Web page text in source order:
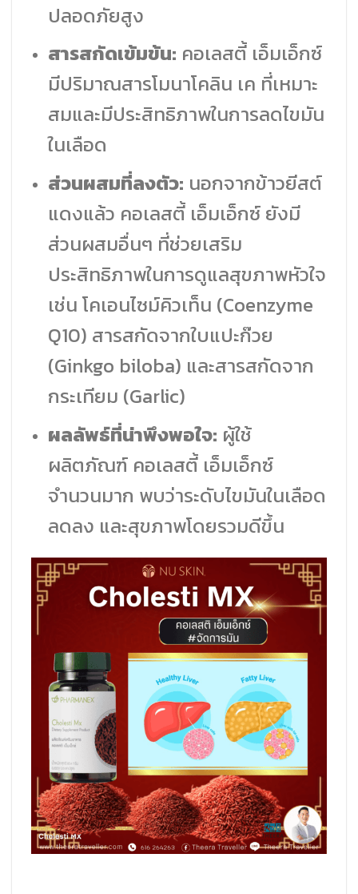
ปลอดภัยสูง
สารสกัดเข้มข้น: คอเลสตี้ เอ็มเอ็กซ์
มีปริมาณสารโมนาโคลิน เค ที่เหมาะ
สมและมีประสิทธิภาพในการลดไขมัน
ในเลือด
ส่วนผสมที่ลงตัว: นอกจากข้าวยีสต์
แดงแล้ว คอเลสตี้ เอ็มเอ็กซ์ ยังมี
ส่วนผสมอื่นๆ ที่ช่วยเสริม
ประสิทธิภาพในการดูแลสุขภาพหัวใจ
เช่น โคเอนไซม์คิวเท็น (Coenzyme
Q10) สารสกัดจากใบแปะก๊วย
(Ginkgo biloba) และสารสกัดจาก
กระเทียม (Garlic)
ผลลัพธ์ที่น่าพึงพอใจ: ผู้ใช้
ผลิตภัณฑ์ คอเลสตี้ เอ็มเอ็กซ์
จำนวนมาก พบว่าระดับไขมันในเลือด
ลดลง และสุขภาพโดยรวมดีขึ้น